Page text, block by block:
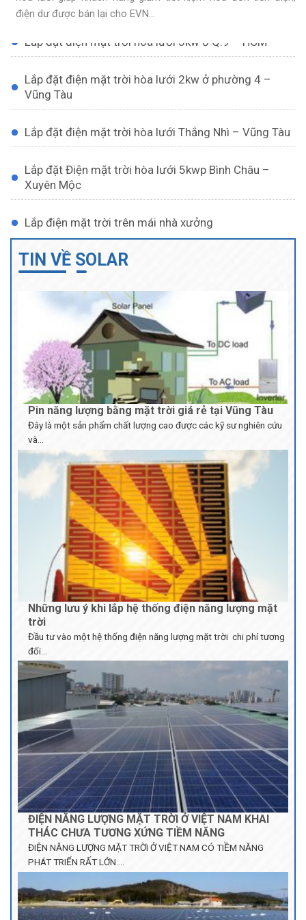
điện dư được bán lại cho EVN...
Vũng Tàu
Lắp đặt điện mặt trời hòa lưới 3kw ở Q.9 – HCM
Lắp đặt điện mặt trời hòa lưới 2kw ở phường 4 –
Vũng Tàu
Lắp đặt điện mặt trời hòa lưới Thắng Nhì – Vũng Tàu
Lắp đặt Điện mặt trời hòa lưới 5kwp Bình Châu –
Xuyên Mộc
Lắp điện mặt trời trên mái nhà xưởng
Lắp đặt điện mặt trời hòa lưới 5kw ở P.9 – Vũng Tàu
Lắp đặt điện mặt trời hòa lưới 2kw ở Rạch Dừa –
Vũng Tàu
Lắp đặt Điện mặt trời 2.7kw ở Vũng Tàu
Lắp đặt điện mặt trời hòa lưới 40KWP
Lắp đặt điện mặt trời hòa lưới 15kwp ở Bãi Trước –
Vũng Tàu
Lắp đặt điện mặt trời hòa lưới 3kw ở Q.9 – HCM
Lắp đặt điện mặt trời hòa lưới 2kw ở phường 4 –
Vũng Tàu
Lắp đặt điện mặt trời hòa lưới Thắng Nhì – Vũng Tàu
TIN VỀ SOLAR
Đây là một sản phẩm chất lượng cao được các kỹ sư nghiên cứu
và...
Những lưu ý khi lắp hệ thống điện năng lượng mặt
trời
Đầu tư vào một hệ thống điện năng lượng mặt trời chi phí tương
đối...
ĐIỆN NĂNG LƯỢNG MẶT TRỜI Ở VIỆT NAM KHAI
THÁC CHƯA TƯƠNG XỨNG TIỀM NĂNG
ĐIỆN NĂNG LƯỢNG MẶT TRỜI Ở VIỆT NAM CÓ TIỀM NĂNG
PHÁT TRIỂN RẤT LỚN....
KHÁM PHÁ NHÀ MÁY ĐIỆN NĂNG LƯỢNG MẶT
TRỜI NỔI LỚN NHẤT TẠI NHẬT BẢN
TẠI NHẬT BẢN, CÁC NHÀ MÁY ĐIỆN NỔI CHẠY BẰNG NĂNG
LƯỢNG MẶT TRỜI ĐANG XUẤT HIỆN NGÀY CÀNG NHIỀU...